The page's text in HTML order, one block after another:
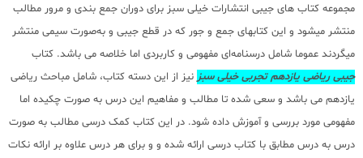
مجموعه کتاب های جیبی انتشارات خیلی سبز برای دوران جمع بندی و مرور مطالب
منتشر میشود و این کتابهای جمع و جور که در قطع جیبی و به‌صورت سیمی منتشر
میگردند عموما شامل درسنامه‌ای مفهومی و کاربردی اما خلاصه می باشد. کتاب
جیبی ریاضی یازدهم تجربی خیلی سبزنیز از این دسته کتاب، شامل مباحث ریاضی
یازدهم می باشد و سعی شده تا مطالب و مفاهیم این درس به صورت چکیده اما
مفهومی مورد بررسی و آموزش داده شود. در این کتاب کمک درسی مطالب به صورت
درس به درس مطابق با کتاب درسی ارائه شده و و برای هر درس علاوه بر ارائه نکات